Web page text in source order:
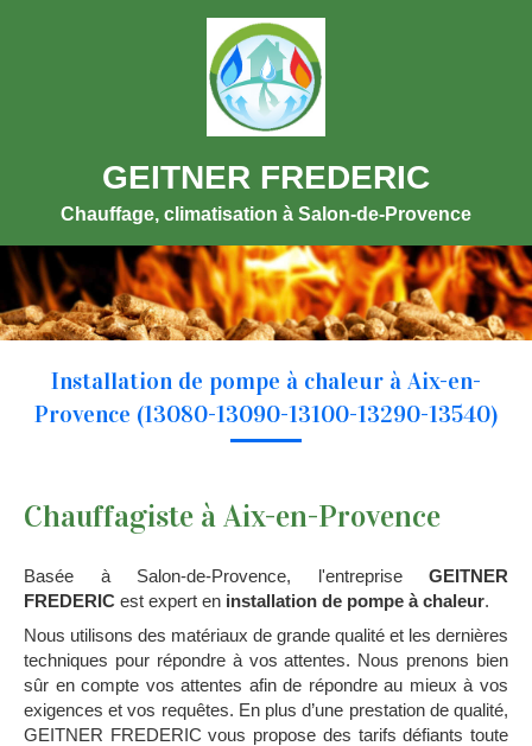
GEITNER FREDERIC
Chauffage, climatisation à Salon-de-Provence
Installation de pompe à chaleur à Aix-en-
Provence (13080-13090-13100-13290-13540)
Chauffagiste à Aix-en-Provence
Basée à Salon-de-Provence, l'entreprise GEITNER
FREDERIC est expert en installation de pompe à chaleur.
Nous utilisons des matériaux de grande qualité et les dernières
techniques pour répondre à vos attentes. Nous prenons bien
sûr en compte vos attentes afin de répondre au mieux à vos
exigences et vos requêtes. En plus d’une prestation de qualité,
GEITNER FREDERIC vous propose des tarifs défiants toute